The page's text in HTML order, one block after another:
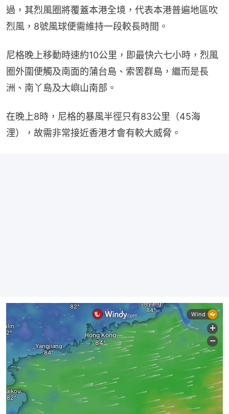
過，其烈風圈將覆蓋本港全境，代表本港普遍地區吹
烈風，8號風球便需維持一段較長時間。
尼格晚上移動時速約10公里，即最快六七小時，烈風
圈外圍便觸及南面的蒲台島、索罟群島，繼而是長
洲、南丫島及大嶼山南部。
在晚上8時，尼格的暴風半徑只有83公里（45海
浬），故需非常接近香港才會有較大威脅。